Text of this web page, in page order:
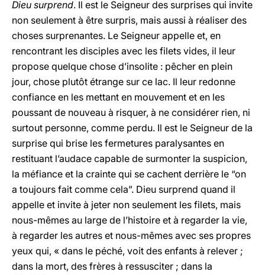
Dieu surprend. Il est le Seigneur des surprises qui invite
non seulement à être surpris, mais aussi à réaliser des
choses surprenantes. Le Seigneur appelle et, en
rencontrant les disciples avec les filets vides, il leur
propose quelque chose d’insolite : pêcher en plein
jour, chose plutôt étrange sur ce lac. Il leur redonne
confiance en les mettant en mouvement et en les
poussant de nouveau à risquer, à ne considérer rien, ni
surtout personne, comme perdu. Il est le Seigneur de la
surprise qui brise les fermetures paralysantes en
restituant l’audace capable de surmonter la suspicion,
la méfiance et la crainte qui se cachent derrière le “on
a toujours fait comme cela”. Dieu surprend quand il
appelle et invite à jeter non seulement les filets, mais
nous-mêmes au large de l’histoire et à regarder la vie,
à regarder les autres et nous-mêmes avec ses propres
yeux qui, « dans le péché, voit des enfants à relever ;
dans la mort, des frères à ressusciter ; dans la